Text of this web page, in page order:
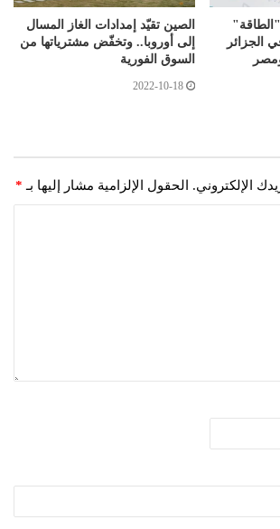
"الطاقة"
الجزائر
الصين تقيّد إمدادات الغاز المسال
إلى أوروبا.. وتخفّض مشترياتها من
السوق الفورية
2022-10-18
الإلكتروني. الحقول الإلزامية مشار إليها بـ *